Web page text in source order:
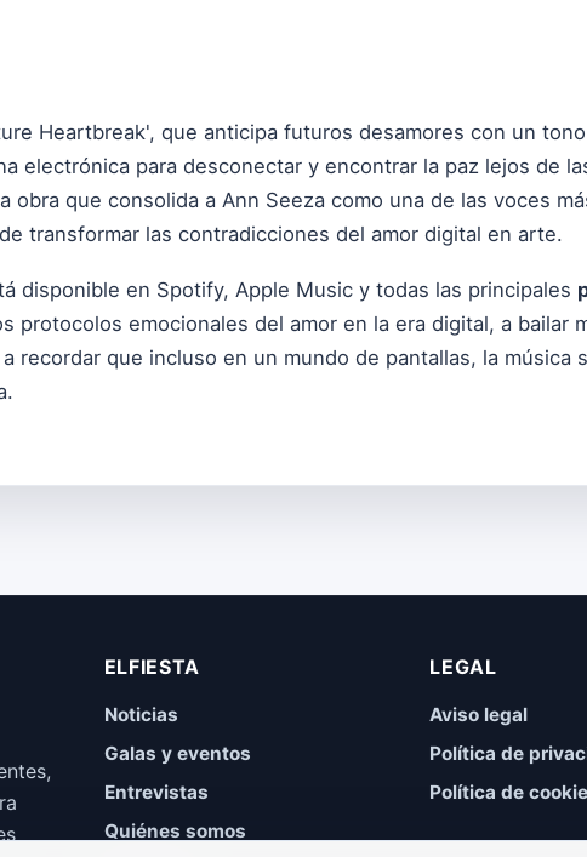
Heartbreak', que anticipa futuros desamores con un
electrónica para desconectar y encontrar la paz lejos de
obra que consolida a Ann Seeza como una de las voces
transformar las contradicciones del amor digital en arte.
disponible en Spotify, Apple Music y todas las principales
protocolos emocionales del amor en la era digital, a bailar
recordar que incluso en un mundo de pantallas, la música
ELFIESTA
Noticias
Galas y eventos
Entrevistas
Quiénes somos
LEGAL
Aviso legal
Política de
Política de